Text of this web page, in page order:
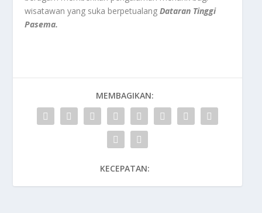
wisatawan yang suka berpetualang Dataran Tinggi
Pasema.
MEMBAGIKAN:
KECEPATAN: